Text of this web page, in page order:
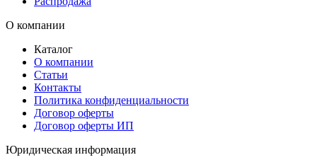
О компании
Каталог
О компании
Статьи
Контакты
Политика конфиденциальности
Договор оферты
Договор оферты ИП
Юридическая информация